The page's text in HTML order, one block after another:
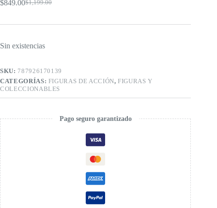
$1,199.00
El
original
$849.00El
actual
Sin existencias
SKU: 787926170139
CATEGORÍAS: FIGURAS DE ACCIÓN,FIGURAS Y
COLECCIONABLES
Pago seguro garantizado